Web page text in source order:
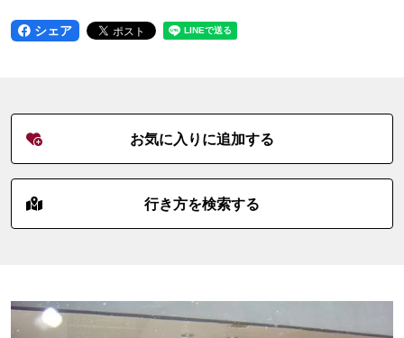
シェア
お気に入りに追加する
行き方を検索する